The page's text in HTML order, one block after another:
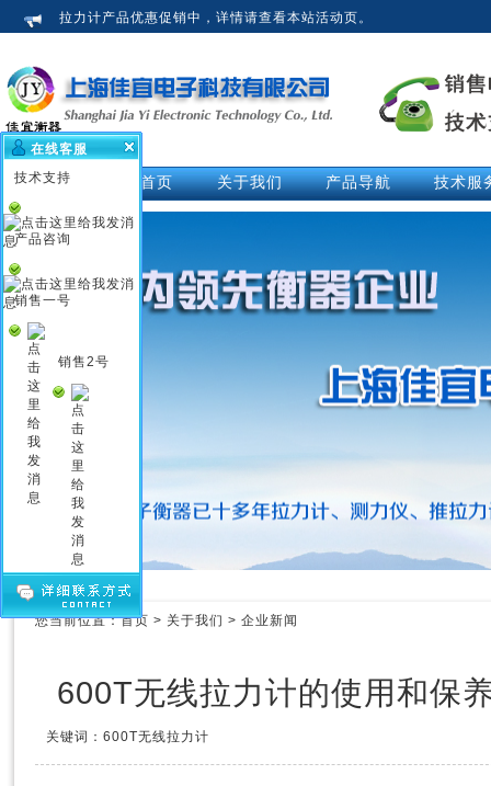
拉力计产品优惠促销中，详情请查看本站活动页。
网站首页 关于我们
公司介绍
行业知识
企业文化
产品导航
拉力计
推拉力计
数显拉力计
电子测力计
电子测力仪
无线测力计
无线拉力计
压力测力计
技术服
技术文
您当前位置：首页 > 关于我们 > 企业新闻
600T无线拉力计的使用和保
关键词：600T无线拉力计
在线客服
技术支持
产品咨询
销售一号
销售2号